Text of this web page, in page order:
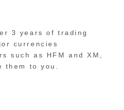
3 years of trading
currencies
such as HFM and XM,
them to you.